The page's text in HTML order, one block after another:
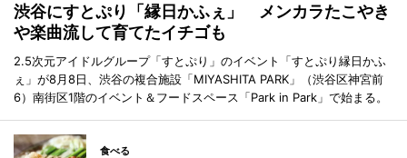
渋谷にすとぷり「縁日かふぇ」 メンカラたこやき
や楽曲流して育てたイチゴも
2.5次元アイドルグループ「すとぷり」のイベント「すとぷり縁日かふ
ぇ」が8月8日、渋谷の複合施設「MIYASHITA PARK」（渋谷区神宮前
6）南街区1階のイベント＆フードスペース「Park in Park」で始まる。
食べる